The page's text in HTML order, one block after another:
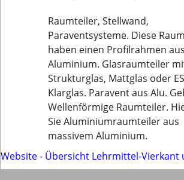
Raumteiler, Stellwand,
Paraventsysteme. Diese
haben einen Profilrahmen aus
Aluminium. Glasraumteiler
Strukturglas, Mattglas oder
Klarglas. Paravent aus Alu.
Wellenförmige Raumteiler.
Sie Aluminiumraumteiler aus
massivem Aluminium.
Website - Übersicht Lehrmittel-Vierkant